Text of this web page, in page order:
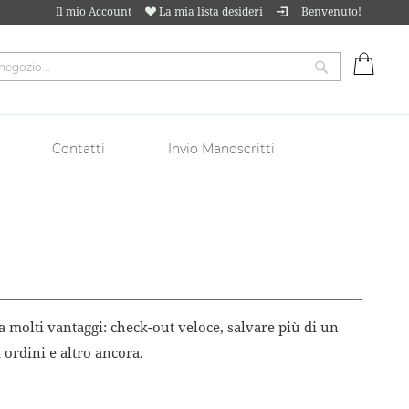
Il mio Account La mia lista desideri Benvenuto!
Contatti Invio Manoscritti
molti vantaggi: check-out veloce, salvare più di un
e altro ancora.